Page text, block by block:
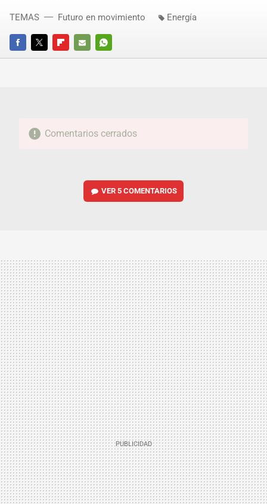
FACEBOOKTWITTERFLIPBOARD
E-
WHATSAPP
TEMAS Futuro en movimiento Energía
Comentarios cerrados
VER5 COMENTARIOS